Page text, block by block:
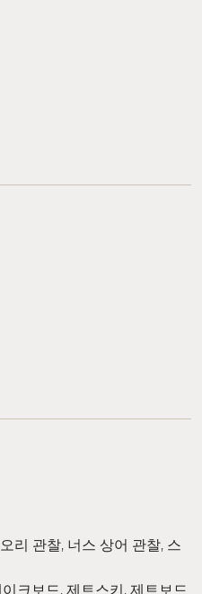
리 관찰, 너스 상어 관찰, 스
크보드, 제트스키, 제트보드